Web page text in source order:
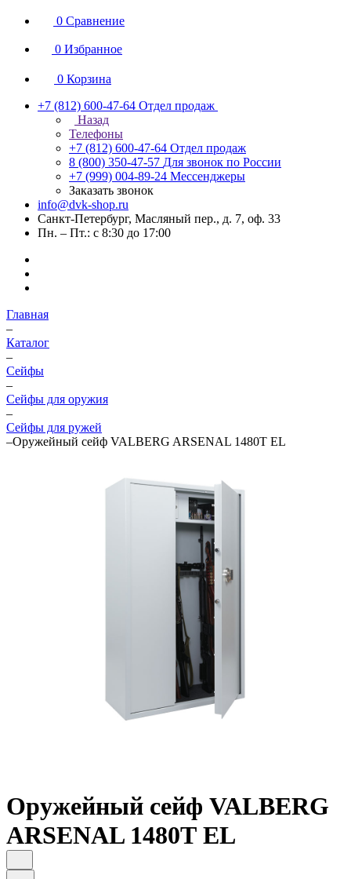
0 Сравнение
0 Избранное
0 Корзина
+7 (812) 600-47-64 Отдел продаж
Назад
Телефоны
+7 (812) 600-47-64 Отдел продаж
8 (800) 350-47-57 Для звонок по России
+7 (999) 004-89-24 Мессенджеры
Заказать звонок
info@dvk-shop.ru
Санкт-Петербург, Масляный пер., д. 7, оф. 33
Пн. – Пт.: с 8:30 до 17:00
Главная
–
Каталог
–
Cейфы
–
Cейфы для оружия
–
Сейфы для ружей
–Оружейный сейф VALBERG ARSENAL 1480Т EL
Оружейный сейф VALBERG
ARSENAL 1480Т EL